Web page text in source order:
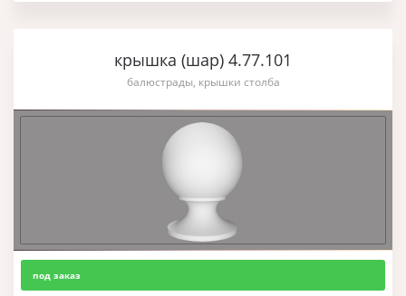
крышка (шар) 4.77.101
балюстрады, крышки столба
под заказ